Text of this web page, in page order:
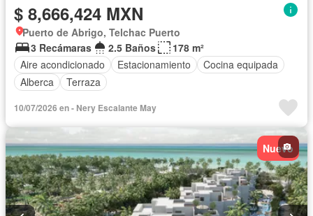
$ 8,666,424 MXN
Puerto de Abrigo, Telchac Puerto
3 Recámaras
2.5 Baños
178 m²
Aire acondicionado
Estacionamiento
Cocina equipada
Alberca
Terraza
10/07/2026 en - Nery Escalante May
Nuevo